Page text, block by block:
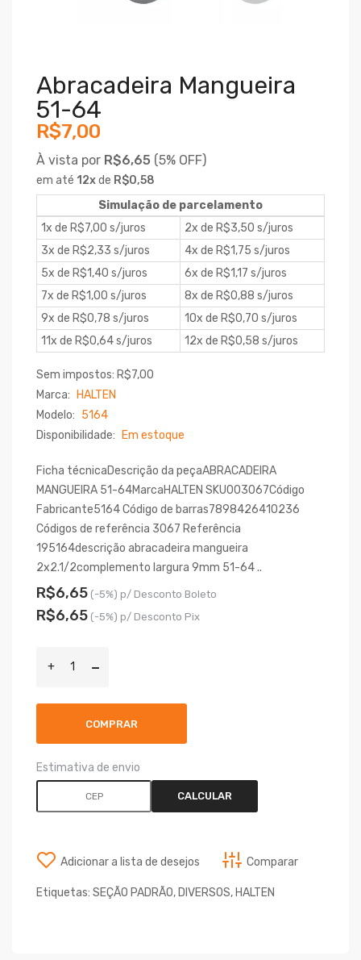
Abracadeira Mangueira
51-64
R$7,00
À vista por R$6,65 (5% OFF)
em até 12xde R$0,58
Simulação de parcelamento
1x de R$7,00 s/juros
2x de R$3,50 s/juros
3x de R$2,33 s/juros
4x de R$1,75 s/juros
5x de R$1,40 s/juros
6x de R$1,17 s/juros
7x de R$1,00 s/juros
8x de R$0,88 s/juros
9x de R$0,78 s/juros
10x de R$0,70 s/juros
11x de R$0,64 s/juros
12x de R$0,58 s/juros
Sem impostos: R$7,00
Marca:
HALTEN
Modelo: 5164
Disponibilidade:
Em estoque
Ficha técnicaDescrição da peçaABRACADEIRA
MANGUEIRA 51-64MarcaHALTEN SKU003067Código
Fabricante5164 Código de barras7898426410236
Códigos de referência 3067 Referência
195164descrição abracadeira mangueira
2x2.1/2complemento largura 9mm 51-64 ..
R$6,65 (-5%) p/ Desconto Boleto
R$6,65 (-5%) p/ Desconto Pix
COMPRAR
Estimativa de envio
CALCULAR
Adicionar a lista de desejos Comparar
Etiquetas: SEÇÃO PADRÃO, DIVERSOS, HALTEN